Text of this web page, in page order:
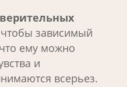
зависимый
ему можно
и
всерьез.